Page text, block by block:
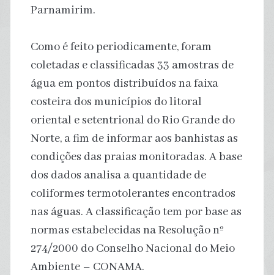
Parnamirim.
Como é feito periodicamente, foram
coletadas e classificadas 33 amostras de
água em pontos distribuídos na faixa
costeira dos municípios do litoral
oriental e setentrional do Rio Grande do
Norte, a fim de informar aos banhistas as
condições das praias monitoradas. A base
dos dados analisa a quantidade de
coliformes termotolerantes encontrados
nas águas. A classificação tem por base as
normas estabelecidas na Resolução nº
274/2000 do Conselho Nacional do Meio
Ambiente – CONAMA.